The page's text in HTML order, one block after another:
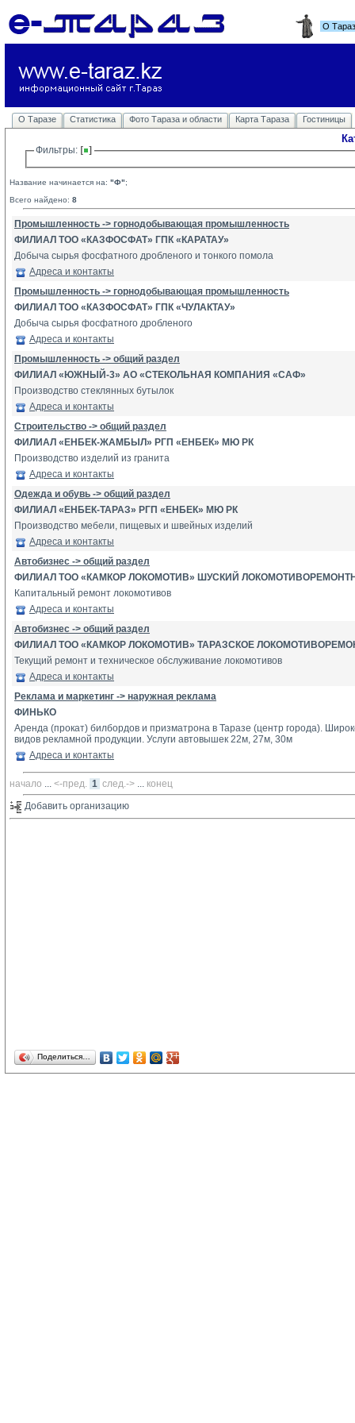
О
О Таразе Статистика Фото Тараза и области Карта Тараза Гостиницы
Фильтры:
Название начинается на: "Ф";
Всего найдено: 8
Промышленность -> горнодобывающая промышленность
ФИЛИАЛ ТОО «КАЗФОСФАТ» ГПК «КАРАТАУ»
Добыча сырья фосфатного дробленого и тонкого помола
Адреса и контакты
Промышленность -> горнодобывающая промышленность
ФИЛИАЛ ТОО «КАЗФОСФАТ» ГПК «ЧУЛАКТАУ»
Добыча сырья фосфатного дробленого
Адреса и контакты
Промышленность -> общий раздел
ФИЛИАЛ «ЮЖНЫЙ-3» АО «СТЕКОЛЬНАЯ КОМПАНИЯ «САФ»
Производство стеклянных бутылок
Адреса и контакты
Строительство -> общий раздел
ФИЛИАЛ «ЕНБЕК-ЖАМБЫЛ» РГП «ЕНБЕК» МЮ РК
Производство изделий из гранита
Адреса и контакты
Одежда и обувь -> общий раздел
ФИЛИАЛ «ЕНБЕК-ТАРАЗ» РГП «ЕНБЕК» МЮ РК
Производство мебели, пищевых и швейных изделий
Адреса и контакты
Автобизнес -> общий раздел
ФИЛИАЛ ТОО «КАМКОР ЛОКОМОТИВ» ШУСКИЙ
Капитальный ремонт локомотивов
Адреса и контакты
Автобизнес -> общий раздел
ФИЛИАЛ ТОО «КАМКОР ЛОКОМОТИВ» ТАРАЗСКОЕ
Текущий ремонт и техническое обслуживание локомотивов
Адреса и контакты
Реклама и маркетинг -> наружная реклама
ФИНЬКО
Аренда (прокат) билбордов и призматрона в Таразе (центр города).
видов рекламной продукции. Услуги автовышек 22м, 27м, 30м
Адреса и контакты
начало ... <-пред. 1 след.-> ... конец
Добавить организацию
Поделиться…